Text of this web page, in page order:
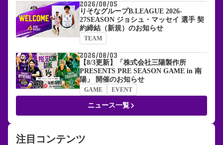
2026/08/05
りそなグループB.LEAGUE 2026-
27SEASON ジョシュ・マッセイ 選手 契
約締結（新規）のお知らせ
TEAM
2026/08/03
【8/3更新】「株式会社三陽製作所
PRESENTS PRE SEASON GAME in 南
陽」 開催のお知らせ
GAME EVENT
ニュース一覧keyboard_arrow_right
注目コンテンツ